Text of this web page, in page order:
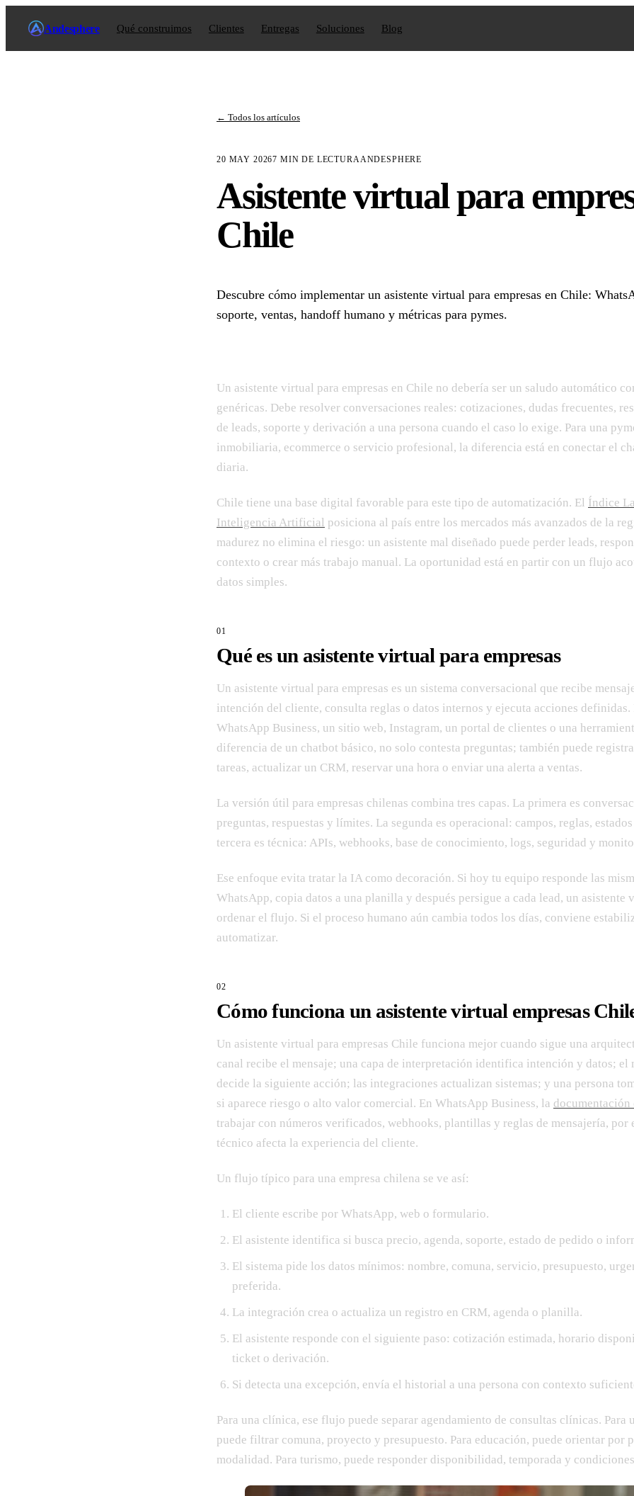
Andesphere Qué construimos Clientes Entregas Soluciones Blog
← Todos los artículos
20 MAY 20267 MIN DE LECTURAANDESPHERE
Asistente virtual para
Chile
Descubre cómo implementar un asistente virtual para empresas en Chile:
soporte, ventas, handoff humano y métricas para pymes.
Un asistente virtual para empresas en Chile no debería ser un saludo automático
genéricas. Debe resolver conversaciones reales: cotizaciones, dudas frecuentes,
de leads, soporte y derivación a una persona cuando el caso lo exige. Para una
inmobiliaria, ecommerce o servicio profesional, la diferencia está en conectar el
diaria.
Chile tiene una base digital favorable para este tipo de automatización. El Índice
Inteligencia Artificial posiciona al país entre los mercados más avanzados de la
madurez no elimina el riesgo: un asistente mal diseñado puede perder leads,
contexto o crear más trabajo manual. La oportunidad está en partir con un flujo
datos simples.
Qué es un asistente virtual para empresas
Un asistente virtual para empresas es un sistema conversacional que recibe
intención del cliente, consulta reglas o datos internos y ejecuta acciones
WhatsApp Business, un sitio web, Instagram, un portal de clientes o una
diferencia de un chatbot básico, no solo contesta preguntas; también puede
tareas, actualizar un CRM, reservar una hora o enviar una alerta a ventas.
La versión útil para empresas chilenas combina tres capas. La primera es
preguntas, respuestas y límites. La segunda es operacional: campos, reglas,
tercera es técnica: APIs, webhooks, base de conocimiento, logs, seguridad y
Ese enfoque evita tratar la IA como decoración. Si hoy tu equipo responde las
WhatsApp, copia datos a una planilla y después persigue a cada lead, un asistente
ordenar el flujo. Si el proceso humano aún cambia todos los días, conviene
automatizar.
Cómo funciona un asistente virtual empresas
Un asistente virtual para empresas Chile funciona mejor cuando sigue una
canal recibe el mensaje; una capa de interpretación identifica intención y datos; el
decide la siguiente acción; las integraciones actualizan sistemas; y una persona
si aparece riesgo o alto valor comercial. En WhatsApp Business, la documentación
trabajar con números verificados, webhooks, plantillas y reglas de mensajería, por
técnico afecta la experiencia del cliente.
Un flujo típico para una empresa chilena se ve así:
El cliente escribe por WhatsApp, web o formulario.
El asistente identifica si busca precio, agenda, soporte, estado de pedido o
El sistema pide los datos mínimos: nombre, comuna, servicio, presupuesto,
preferida.
La integración crea o actualiza un registro en CRM, agenda o planilla.
El asistente responde con el siguiente paso: cotización estimada, horario
ticket o derivación.
Si detecta una excepción, envía el historial a una persona con contexto
Para una clínica, ese flujo puede separar agendamiento de consultas clínicas.
puede filtrar comuna, proyecto y presupuesto. Para educación, puede orientar por
modalidad. Para turismo, puede responder disponibilidad, temporada y